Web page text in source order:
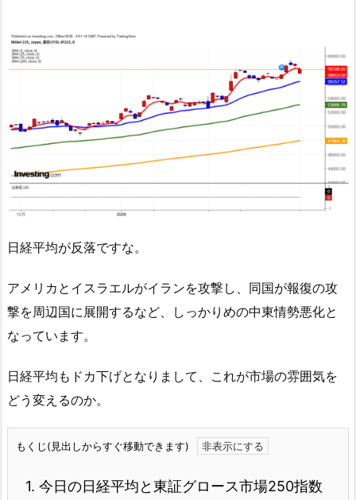
日経平均が反落ですな。
アメリカとイスラエルがイランを攻撃し、同国が報復の攻
撃を周辺国に展開するなど、しっかりめの中東情勢悪化と
なっています。
日経平均もドカ下げとなりまして、これが市場の雰囲気を
どう変えるのか。
もくじ(見出しからすぐ移動できます)
1. 今日の日経平均と東証グロース市場250指数